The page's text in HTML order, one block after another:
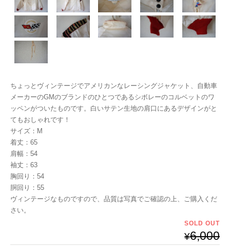
ちょっとヴィンテージでアメリカンなレーシングジャケット、自動車
メーカーのGMのブランドのひとつであるシボレーのコルベットのワ
ッペンがついたものです。白いサテン生地の肩口にあるデザインがと
てもおしゃれです！
サイズ：M
着丈：65
肩幅：54
袖丈：63
胸回り：54
胴回り：55
ヴィンテージなものですので、品質は写真でご確認の上、ご購入くだ
さい。
SOLD OUT
¥6,000